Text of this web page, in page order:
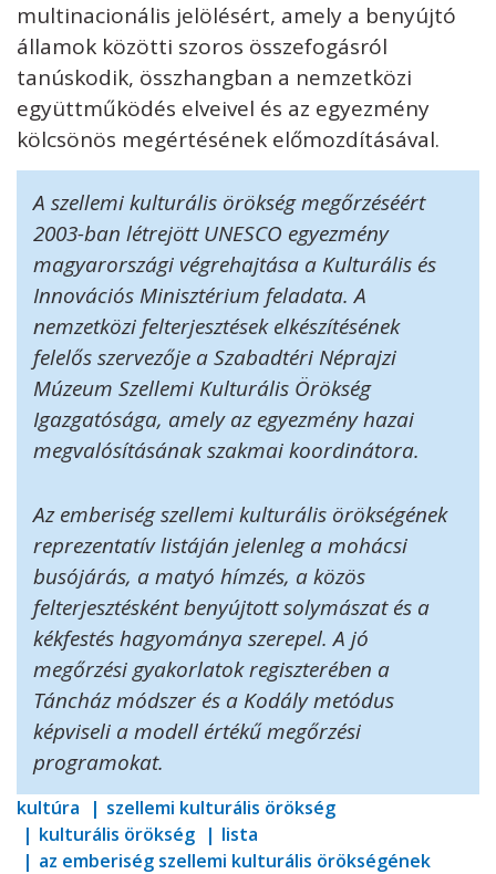
multinacionális jelölésért, amely a benyújtó
államok közötti szoros összefogásról
tanúskodik, összhangban a nemzetközi
együttműködés elveivel és az egyezmény
kölcsönös megértésének előmozdításával.
A szellemi kulturális örökség megőrzéséért
2003-ban létrejött UNESCO egyezmény
magyarországi végrehajtása a Kulturális és
Innovációs Minisztérium feladata. A
nemzetközi felterjesztések elkészítésének
felelős szervezője a Szabadtéri Néprajzi
Múzeum Szellemi Kulturális Örökség
Igazgatósága, amely az egyezmény hazai
megvalósításának szakmai koordinátora.
Az emberiség szellemi kulturális örökségének
reprezentatív listáján jelenleg a mohácsi
busójárás, a matyó hímzés, a közös
felterjesztésként benyújtott solymászat és a
kékfestés hagyománya szerepel. A jó
megőrzési gyakorlatok regiszterében a
Táncház módszer és a Kodály metódus
képviseli a modell értékű megőrzési
programokat.
kultúra
szellemi kulturális örökség
kulturális örökség
lista
az emberiség szellemi kulturális örökségének